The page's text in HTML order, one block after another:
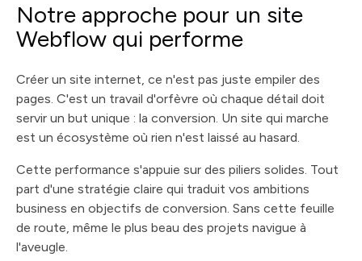
Notre approche pour un site
Webflow qui performe
Créer un site internet, ce n'est pas juste empiler des
pages. C'est un travail d'orfèvre où chaque détail doit
servir un but unique : la conversion. Un site qui marche
est un écosystème où rien n'est laissé au hasard.
Cette performance s'appuie sur des piliers solides. Tout
part d'une stratégie claire qui traduit vos ambitions
business en objectifs de conversion. Sans cette feuille
de route, même le plus beau des projets navigue à
l'aveugle.